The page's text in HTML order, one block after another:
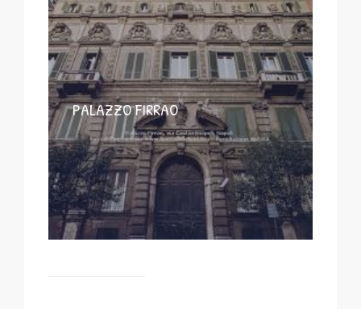
PALAZZO FIRRAO